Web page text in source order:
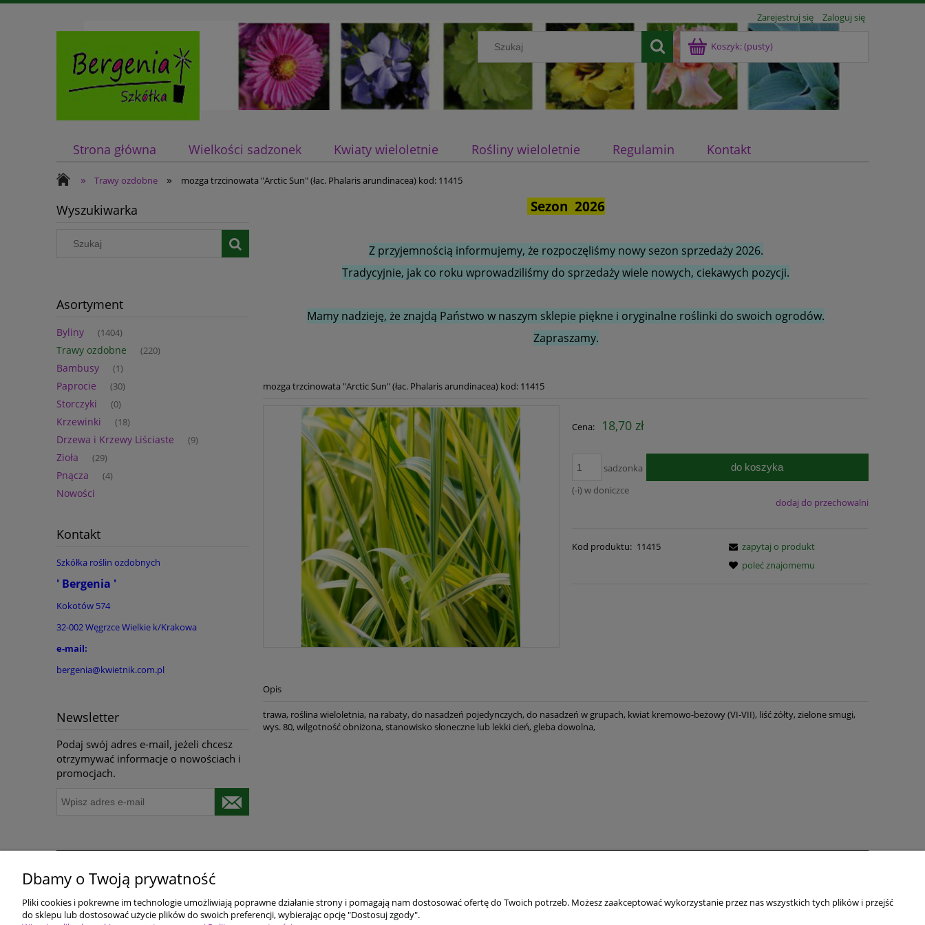
Zarejestruj się Zaloguj się
Koszyk:(pusty)
Strona główna Wielkości sadzonek Kwiaty wieloletnie Rośliny wieloletnie Regulamin Kontakt
» Trawy ozdobne » mozga trzcinowata "Arctic Sun" (łac. Phalaris arundinacea) kod: 11415
Wyszukiwarka
Asortyment
Byliny (1404)
Trawy ozdobne (220)
Bambusy (1)
Paprocie (30)
Storczyki (0)
Krzewinki (18)
Drzewa i Krzewy Liściaste (9)
Zioła (29)
Pnącza (4)
Nowości
Kontakt
Szkółka roślin ozdobnych
' Bergenia '
Kokotów 574
32-002 Węgrzce Wielkie k/Krakowa
e-mail:
bergenia@kwietnik.com.pl
Newsletter
Podaj swój adres e-mail, jeżeli chcesz
otrzymywać informacje o nowościach i
promocjach.
Sezon 2026
Z przyjemnością informujemy, że rozpoczęliśmy nowy sezon sprzedaży 2026.
Tradycyjnie, jak co roku wprowadziliśmy do sprzedaży wiele nowych, ciekawych pozycji.
Mamy nadzieję, że znajdą Państwo w naszym sklepie piękne i oryginalne roślinki do swoich ogrodów.
Zapraszamy.
mozga trzcinowata "Arctic Sun" (łac. Phalaris arundinacea) kod: 11415
Cena: 18,70 zł
sadzonka
(-i) w doniczce
do koszyka
dodaj do przechowalni
Kod produktu: 11415
zapytaj o produkt
poleć znajomemu
Opis
trawa, roślina wieloletnia, na rabaty, do nasadzeń pojedynczych, do nasadzeń w grupach, kwiat kremowo-beżowy (VI-VII), liść żółty, zielone smugi,
wys. 80, wilgotność obniżona, stanowisko słoneczne lub lekki cień, gleba dowolna,
Pomoc
Polityka prywatności
Terminy realizacji dostaw
Twoje zamówienia
Zakup detaliczny
O nas
Dbamy o Twoją prywatność
Pliki cookies i pokrewne im technologie umożliwiają poprawne działanie strony i pomagają nam dostosować ofertę do Twoich potrzeb. Możesz zaakceptować wykorzystanie przez nas wszystkich tych plików i przejść
do sklepu lub dostosować użycie plików do swoich preferencji, wybierając opcję "Dostosuj zgody".